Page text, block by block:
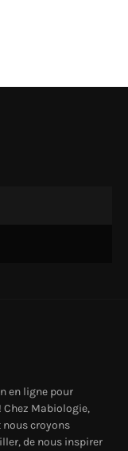
en ligne pour
Mabiologie,
nous croyons
de nous inspirer